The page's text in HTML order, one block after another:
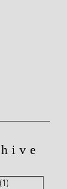
(1)